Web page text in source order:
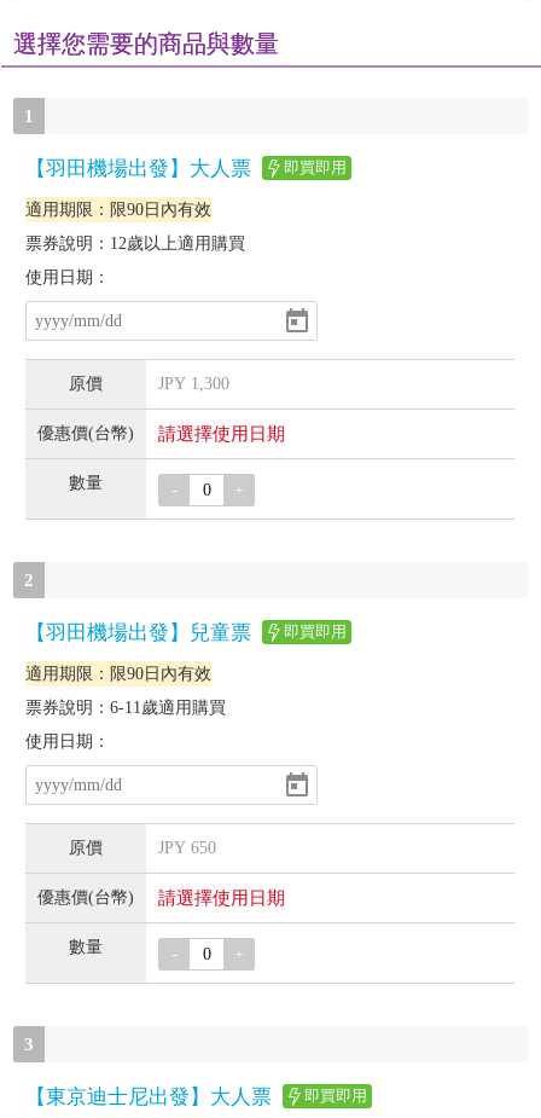
選擇您需要的商品與數量
1
【羽田機場出發】大人票 即買即用
適用期限：限90日內有效
票券說明：12歲以上適用購買
使用日期：
JPY 1,300
請選擇使用日期
- +
2
【羽田機場出發】兒童票 即買即用
適用期限：限90日內有效
票券說明：6-11歲適用購買
使用日期：
JPY 650
請選擇使用日期
- +
3
【東京迪士尼出發】大人票 即買即用